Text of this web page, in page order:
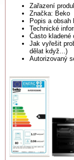
Zařazení
Značka: Beko
Popis a obsah
Technické
Často kladené
Jak vyřešit
dělat když...)
Autorizovaný